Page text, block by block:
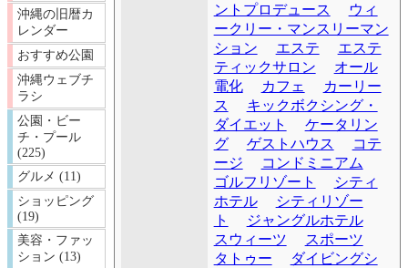
沖縄の旧暦カ
レンダー
おすすめ公園
沖縄ウェブチ
ラシ
公園・ビー
チ・プール
(225)
グルメ (11)
ショッピング
(19)
美容・ファッ
ション (13)
ントプロデュース
ウィ
ークリー・マンスリーマン
ション
エステ
エステ
ティックサロン
オール
電化
カフェ
カーリー
ス
キックボクシング・
ダイエット
ケータリン
グ
ゲストハウス
コテ
ージ
コンドミニアム
ゴルフリゾート
シティ
ホテル
シティリゾー
ト
ジャングルホテル
スウィーツ
スポーツ
タトゥー
ダイビングシ